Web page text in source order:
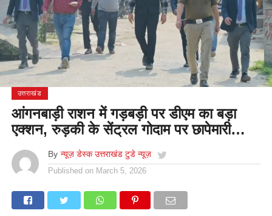
उत्तराखंड
आंगनबाड़ी राशन में गड़बड़ी पर डीएम का बड़ा
एक्शन, रुड़की के सेंट्रल गोदाम पर छापेमारी…
By न्यूज़ डेस्क उत्तराखंड टुडे न्यूज़
Published on March 5, 2026